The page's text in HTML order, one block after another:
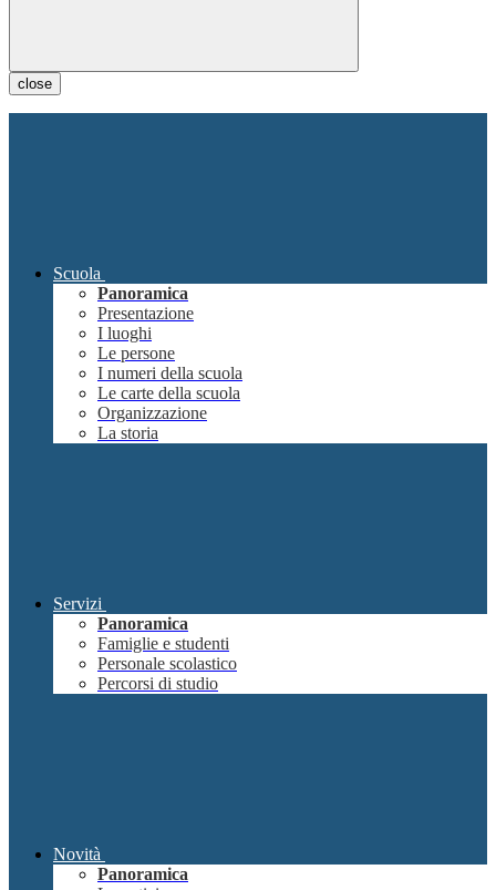
close
Scuola
Panoramica
Presentazione
I luoghi
Le persone
I numeri della scuola
Le carte della scuola
Organizzazione
La storia
Servizi
Panoramica
Famiglie e studenti
Personale scolastico
Percorsi di studio
Novità
Panoramica